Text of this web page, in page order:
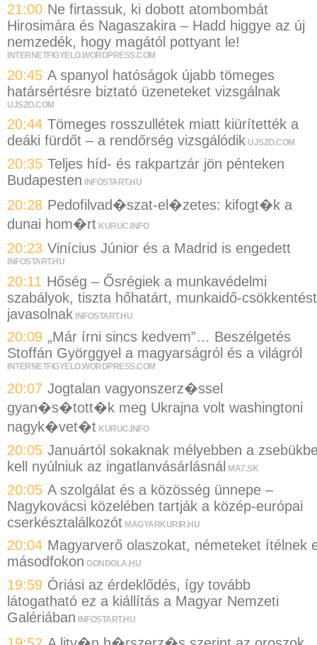
21:00 Ne firtassuk, ki dobott atombombát
Hirosimára és Nagaszakira – Hadd higgye az új
nemzedék, hogy magától pottyant le!
INTERNETFIGYELO.WORDPRESS.COM
20:45 A spanyol hatóságok újabb tömeges
határsértésre biztató üzeneteket vizsgálnak
UJSZO.COM
20:44 Tömeges rosszullétek miatt kiürítették a
deáki fürdőt – a rendőrség vizsgálódik UJSZO.COM
20:35 Teljes híd- és rakpartzár jön pénteken
Budapesten INFOSTART.HU
20:28 Pedofilvad�szat-el�zetes: kifogt�k a
dunai hom�rt KURUC.INFO
20:23 Vinícius Júnior és a Madrid is engedett
INFOSTART.HU
20:11 Hőség – Ősrégiek a munkavédelmi
szabályok, tiszta hőhatárt, munkaidő-csökkentést
javasolnak INFOSTART.HU
20:09 „Már írni sincs kedvem”… Beszélgetés
Stoffán Györggyel a magyarságról és a világról
INTERNETFIGYELO.WORDPRESS.COM
20:07 Jogtalan vagyonszerz�ssel
gyan�s�tott�k meg Ukrajna volt washingtoni
nagyk�vet�t KURUC.INFO
20:05 Januártól sokaknak mélyebben a
kell nyúlniuk az ingatlanvásárlásnál
MA7.SK
20:05 A szolgálat és a közösség ünnepe –
Nagykovácsi közelében tartják a közép-európai
cserkésztalálkozót MAGYARKURIR.HU
20:04 Magyarverő olaszokat, németeket ítélnek
másodfokon GONDOLA.HU
19:59 Óriási az érdeklődés, így tovább
látogatható ez a kiállítás a Magyar Nemzeti
Galériában
INFOSTART.HU